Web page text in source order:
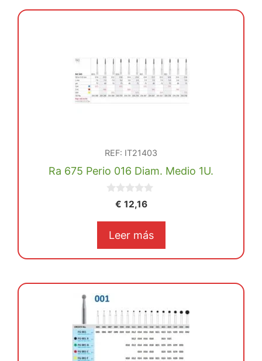
REF: IT21403
Ra 675 Perio 016 Diam. Medio 1U.
€ 12,16
Leer más